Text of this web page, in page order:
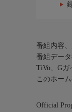
番組内容
番組デー
TiVo、Gガ
このホー
Official